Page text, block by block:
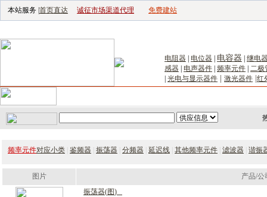
本站服务 | 首页直达 诚征市场渠道代理 免费建站
电阻器 电位器 电容器
继电
感器
电声器件 频率元件 二极
光电与显示器件 激光器件 红
频率元件对应小类 鉴频器 振荡器 分频器 延迟线 其他频率元件 滤波器 谐振
图片
产品/公
振荡器(图)